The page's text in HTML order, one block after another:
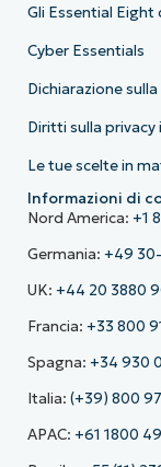
Gli Essential Eight
Cyber Essentials
Dichiarazione
Diritti sulla privacy
Le tue scelte in
Informazioni di
Nord America: +1
Germania: +49
UK: +44 20 3880
Francia: +33 800
Spagna: +34 930
Italia: (+39) 800
APAC: +61 1800